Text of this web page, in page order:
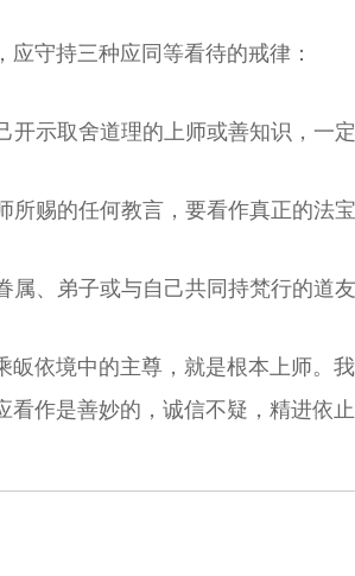
应守持三种应同等看待的戒律：
开示取舍道理的上师或善知识，一
所赐的任何教言，要看作真正的法
属、弟子或与自己共同持梵行的道
皈依境中的主尊，就是根本上师。
看作是善妙的，诚信不疑，精进依止